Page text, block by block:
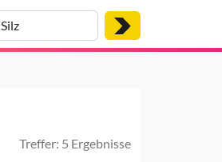
Treffer: 5 Ergebnisse